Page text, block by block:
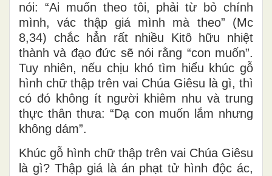
nói: “Ai muốn theo tôi, phải từ bỏ chính
mình, vác thập giá mình mà theo” (Mc
8,34) chắc hẳn rất nhiều Kitô hữu nhiệt
thành và đạo đức sẽ nói rằng “con muốn”.
Tuy nhiên, nếu chịu khó tìm hiểu khúc gỗ
hình chữ thập trên vai Chúa Giêsu là gì, thì
có đó không ít người khiêm nhu và trung
thực thân thưa: “Dạ con muốn lắm nhưng
không dám”.
Khúc gỗ hình chữ thập trên vai Chúa Giêsu
là gì? Thập giá là án phạt tử hình độc ác,